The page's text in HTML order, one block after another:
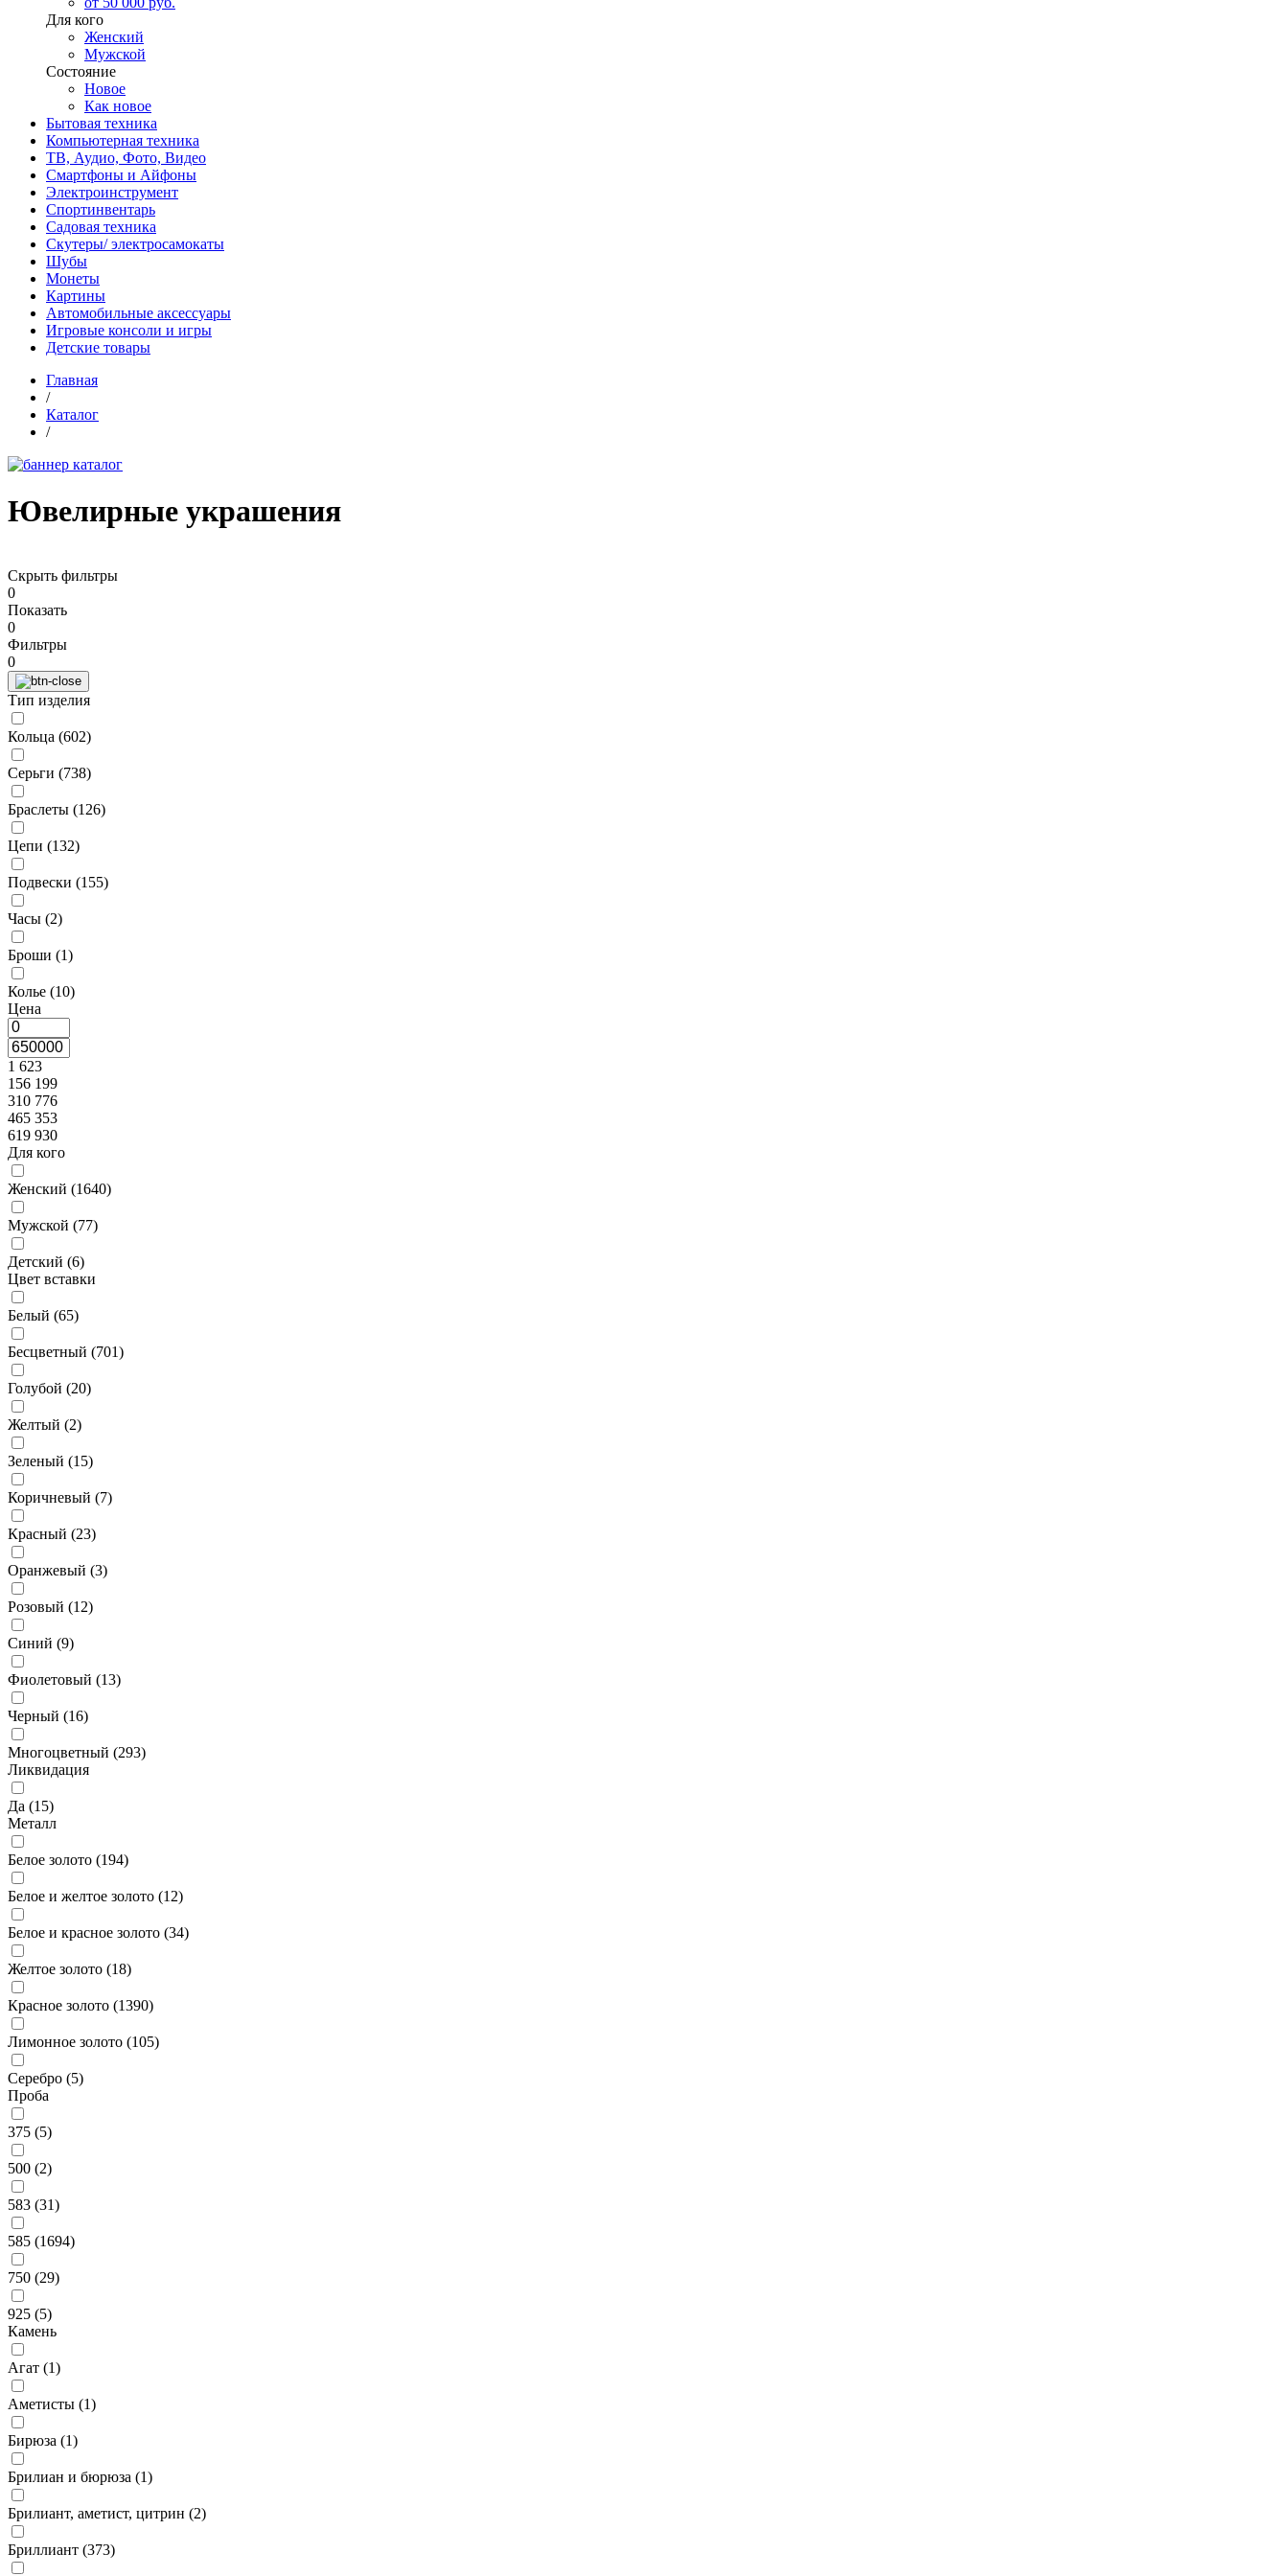
Для кого
Женский
Мужской
Состояние
Новое
Как новое
Бытовая техника
Компьютерная техника
ТВ, Аудио, Фото, Видео
Смартфоны и Айфоны
Электроинструмент
Спортинвентарь
Садовая техника
Скутеры/ электросамокаты
Шубы
Монеты
Картины
Автомобильные аксессуары
Игровые консоли и игры
Детские товары
Главная
/
Каталог
/
Ювелирные украшения
Скрыть фильтры
0
Показать
0
Фильтры
0
Тип изделия
Кольца (602)
Серьги (738)
Браслеты (126)
Цепи (132)
Подвески (155)
Часы (2)
Броши (1)
Колье (10)
Цена
1 623
156 199
310 776
465 353
619 930
Для кого
Женский (1640)
Мужской (77)
Детский (6)
Цвет вставки
Белый (65)
Бесцветный (701)
Голубой (20)
Желтый (2)
Зеленый (15)
Коричневый (7)
Красный (23)
Оранжевый (3)
Розовый (12)
Синий (9)
Фиолетовый (13)
Черный (16)
Многоцветный (293)
Ликвидация
Да (15)
Металл
Белое золото (194)
Белое и желтое золото (12)
Белое и красное золото (34)
Желтое золото (18)
Красное золото (1390)
Лимонное золото (105)
Серебро (5)
Проба
375 (5)
500 (2)
583 (31)
585 (1694)
750 (29)
925 (5)
Камень
Агат (1)
Аметисты (1)
Бирюза (1)
Брилиан и бюрюза (1)
Брилиант, аметист, цитрин (2)
Бриллиант (373)